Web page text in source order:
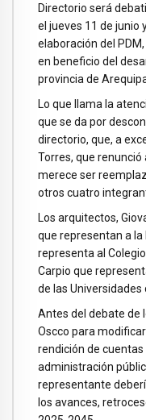
Directorio será
el jueves 11 de junio
elaboración del
en beneficio del
provincia de
Lo que llama la
que se da por
directorio, que, a
Torres, que renunció
merece ser
otros cuatro
Los arquitectos,
que representan a la
representa al
Carpio que
de las Universidades
Antes del debate de
Oscco para
rendición de
administración
representante
los avances,